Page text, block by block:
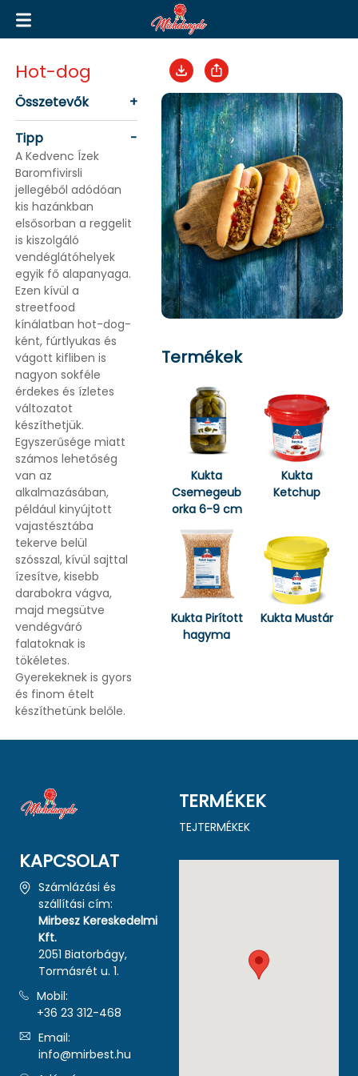
Hot-dog
Összetevők
+
Tipp
-
A Kedvenc Ízek
Baromfivirsli
jellegéből adódóan
kis hazánkban
elsősorban a reggelit
is kiszolgáló
vendéglátóhelyek
egyik fő alapanyaga.
Ezen kívül a
streetfood
kínálatban hot-dog-
ként, fúrtlyukas és
vágott kifliben is
nagyon sokféle
érdekes és ízletes
változatot
készíthetjük.
Egyszerűsége miatt
számos lehetőség
van az
alkalmazásában,
például kinyújtott
vajastésztába
tekerve belül
szósszal, kívül sajttal
ízesítve, kisebb
darabokra vágva,
majd megsütve
vendégváró
falatoknak is
tökéletes.
Gyerekeknek is gyors
és finom ételt
készíthetünk belőle.
Termékek
Kukta
Csemegeub
orka 6-9 cm
Kukta
Ketchup
Kukta Pirított
hagyma
Kukta Mustár
TERMÉKEK
TEJTERMÉKEK
KAPCSOLAT
Számlázási és
szállítási cím:
Mirbesz Kereskedelmi
Kft.
2051 Biatorbágy,
Tormásrét u. 1.
Mobil:
+36 23 312-468
Email:
info@mirbest.hu